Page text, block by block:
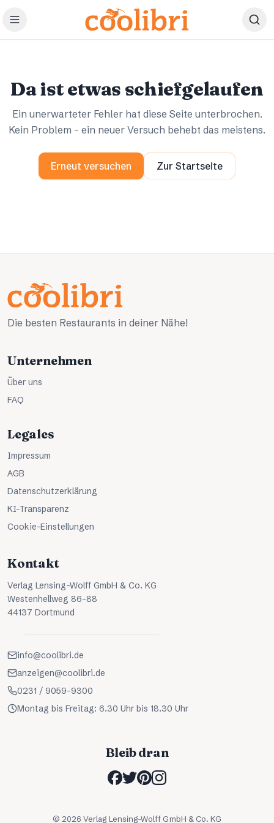
Zum Hauptinhalt springen
Da ist etwas schiefgelaufen
Ein unerwarteter Fehler hat diese Seite unterbrochen.
Kein Problem – ein neuer Versuch behebt das meistens.
Erneut versuchen Zur Startseite
Die besten Restaurants in deiner Nähe!
Unternehmen
Über uns
FAQ
Legales
Impressum
AGB
Datenschutzerklärung
KI-Transparenz
Cookie-Einstellungen
Kontakt
Verlag Lensing-Wolff GmbH & Co. KG
Westenhellweg 86-88
44137 Dortmund
info@coolibri.de
anzeigen@coolibri.de
0231 / 9059-9300
Montag bis Freitag: 6.30 Uhr bis 18.30 Uhr
Bleib dran
© 2026 Verlag Lensing-Wolff GmbH & Co. KG